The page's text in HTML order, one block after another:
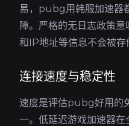
易，pubg用韩服加速器
障。严格的无日志政策
和IP地址等信息不会被存
连接速度与稳定性
速度是评估pubg好用的
一。低延迟游戏加速器